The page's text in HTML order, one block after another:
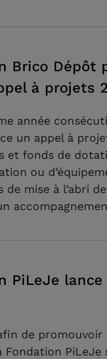
Brico Dépôt
à projets
année
un appel à
et fonds de
ou
mise à l’abri
PiLeJe
de
PiLeJe